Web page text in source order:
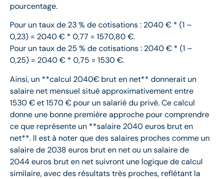
pourcentage.
Pour un taux de 23 % de cotisations : 2040 € * (1 –
0,23) = 2040 € * 0,77 = 1570,80 €.
Pour un taux de 25 % de cotisations : 2040 € * (1 –
0,25) = 2040 € * 0,75 = 1530 €.
Ainsi, un **calcul 2040€ brut en net** donnerait un
salaire net mensuel situé approximativement entre
1530 € et 1570 € pour un salarié du privé. Ce calcul
donne une bonne première approche pour comprendre
ce que représente un **salaire 2040 euros brut en
net**. Il est à noter que des salaires proches comme un
salaire de 2038 euros brut en net ou un salaire de
2044 euros brut en net suivront une logique de calcul
similaire, avec des résultats très proches, reflétant la